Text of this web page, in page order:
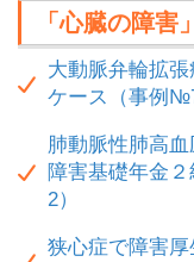
「心臓の障害
大動脈弁輪拡
ケース（事例
肺動脈性肺高
障害基礎年金
2）
狭心症で障害